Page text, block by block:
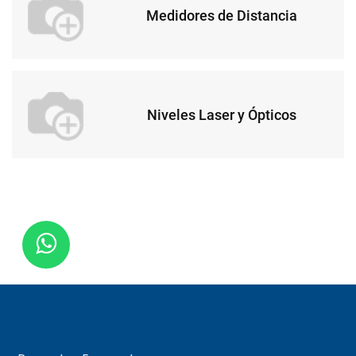
Medidores de Distancia
Niveles Laser y Ópticos